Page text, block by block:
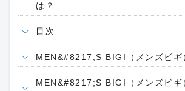
は？
目次
MEN&#8217;S BIGI（メンズビギ
MEN&#8217;S BIGI（メンズビギ